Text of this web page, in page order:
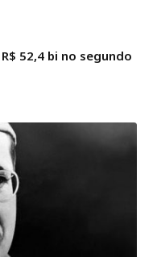
52,4 bi no segundo